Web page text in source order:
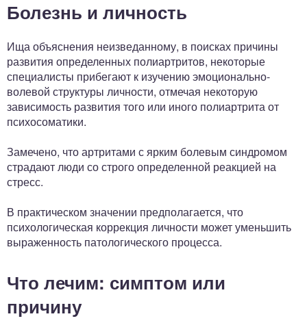
Болезнь и личность
Ища объяснения неизведанному, в поисках причины
развития определенных полиартритов, некоторые
специалисты прибегают к изучению эмоционально-
волевой структуры личности, отмечая некоторую
зависимость развития того или иного полиартрита от
психосоматики.
Замечено, что артритами с ярким болевым синдромом
страдают люди со строго определенной реакцией на
стресс.
В практическом значении предполагается, что
психологическая коррекция личности может уменьшить
выраженность патологического процесса.
Что лечим: симптом или
причину